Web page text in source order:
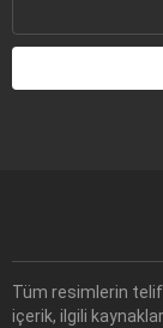
adresi:
Tüm resimlerin telif
içerik, ilgili